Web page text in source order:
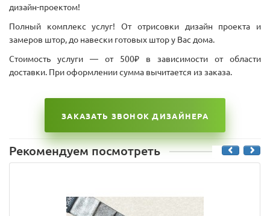
дизайн-проектом!
Полный комплекс услуг! От отрисовки дизайн проекта и
замеров штор, до навески готовых штор у Вас дома.
Стоимость услуги — от 500₽ в зависимости от области
доставки. При оформлении сумма вычитается из заказа.
ЗАКАЗАТЬ ЗВОНОК ДИЗАЙНЕРА
Рекомендуем посмотреть